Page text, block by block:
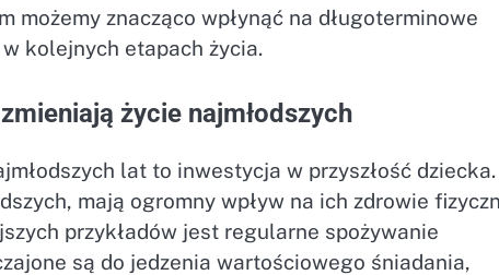
możemy znacząco wpłynąć na długoterminowe
kolejnych etapach życia.
życie najmłodszych
lat to inwestycja w przyszłość dziecka.
mają ogromny wpływ na ich zdrowie
przykładów jest regularne spożywanie
są do jedzenia wartościowego śniadania,